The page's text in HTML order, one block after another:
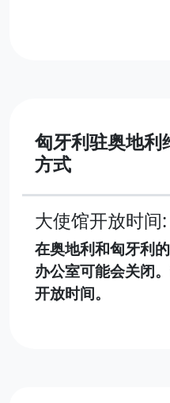
匈牙利驻奥地利
方式
大使馆开放时间:
在奥地利和匈牙利
办公室可能会关闭
开放时间。